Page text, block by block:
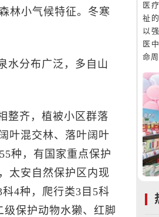
林小气候特征。冬寒
水分布广泛，多自山
整齐，植被小区群落
叶混交林、落叶阔叶
种，有国家重点保护
太安自然保护区内现
4种，爬行类3目5科
保护动物水獭、红脚
医
祉
以
医
命